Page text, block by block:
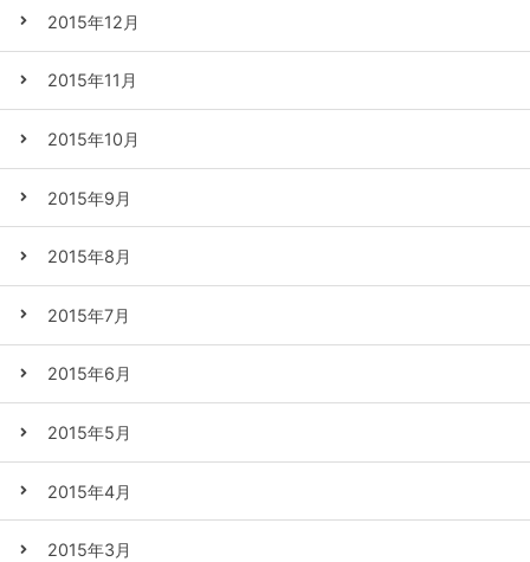
2015年12月
2015年11月
2015年10月
2015年9月
2015年8月
2015年7月
2015年6月
2015年5月
2015年4月
2015年3月